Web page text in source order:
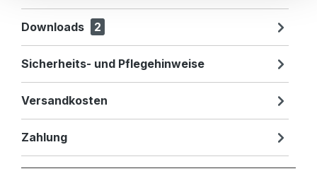
Downloads 2
Sicherheits- und Pflegehinweise
Versandkosten
Zahlung